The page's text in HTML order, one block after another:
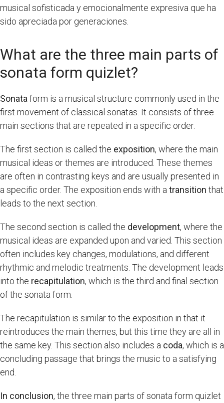
musical sofisticada y emocionalmente expresiva que ha
sido apreciada por generaciones.
What are the three main parts of
sonata form quizlet?
Sonata form is a musical structure commonly used in the
first movement of classical sonatas. It consists of three
main sections that are repeated in a specific order.
The first section is called the exposition, where the main
musical ideas or themes are introduced. These themes
are often in contrasting keys and are usually presented in
a specific order. The exposition ends with a transition that
leads to the next section.
The second section is called the development, where the
musical ideas are expanded upon and varied. This section
often includes key changes, modulations, and different
rhythmic and melodic treatments. The development leads
into the recapitulation, which is the third and final section
of the sonata form.
The recapitulation is similar to the exposition in that it
reintroduces the main themes, but this time they are all in
the same key. This section also includes a coda, which is a
concluding passage that brings the music to a satisfying
end.
In conclusion, the three main parts of sonata form quizlet